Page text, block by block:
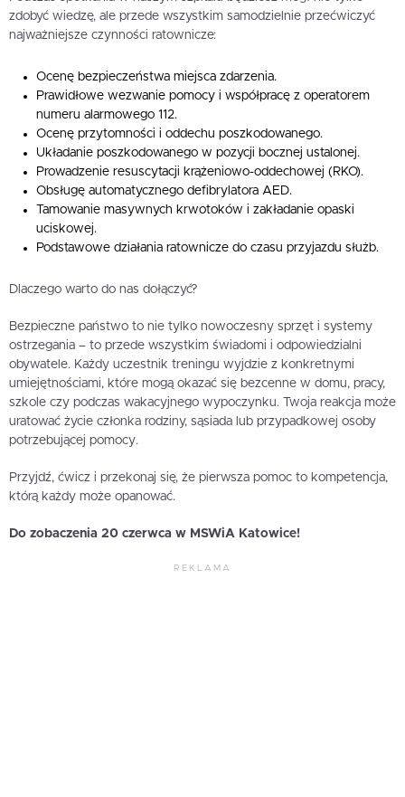
zdobyć wiedzę, ale przede wszystkim samodzielnie przećwiczyć
najważniejsze czynności ratownicze:
Ocenę bezpieczeństwa miejsca zdarzenia.
Prawidłowe wezwanie pomocy i współpracę z operatorem
numeru alarmowego 112.
Ocenę przytomności i oddechu poszkodowanego.
Układanie poszkodowanego w pozycji bocznej ustalonej.
Prowadzenie resuscytacji krążeniowo-oddechowej (RKO).
Obsługę automatycznego defibrylatora AED.
Tamowanie masywnych krwotoków i zakładanie opaski
uciskowej.
Podstawowe działania ratownicze do czasu przyjazdu służb.
Dlaczego warto do nas dołączyć?
Bezpieczne państwo to nie tylko nowoczesny sprzęt i systemy
ostrzegania – to przede wszystkim świadomi i odpowiedzialni
obywatele. Każdy uczestnik treningu wyjdzie z konkretnymi
umiejętnościami, które mogą okazać się bezcenne w domu, pracy,
szkole czy podczas wakacyjnego wypoczynku. Twoja reakcja może
uratować życie członka rodziny, sąsiada lub przypadkowej osoby
potrzebującej pomocy.
Przyjdź, ćwicz i przekonaj się, że pierwsza pomoc to kompetencja,
którą każdy może opanować.
Do zobaczenia 20 czerwca w MSWiA Katowice!
REKLAMA